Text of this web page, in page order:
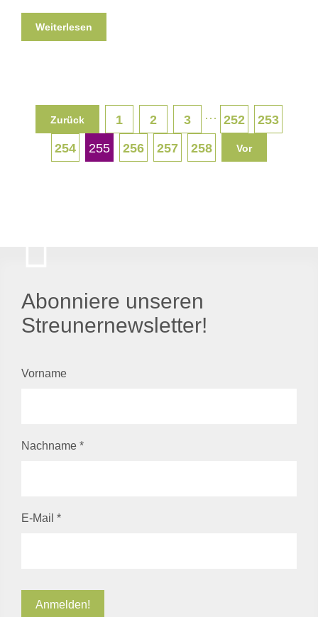
Weiterlesen
Zurück 1 2 3 ··· 252
253
254
255 256 257 258 Vor
Abonniere unseren
Streunernewsletter!
Vorname
Nachname *
E-Mail *